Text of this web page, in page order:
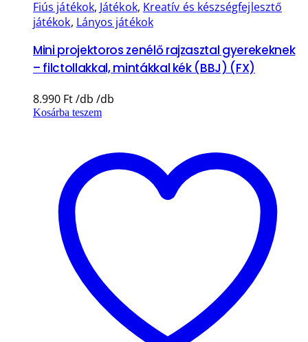
Fiús játékok, Játékok, Kreatív és készségfejlesztő
játékok, Lányos játékok
Mini projektoros zenélő rajzasztal gyerekeknek
– filctollakkal, mintákkal kék (BBJ) (FX)
8.990 Ft
Kosárba teszem